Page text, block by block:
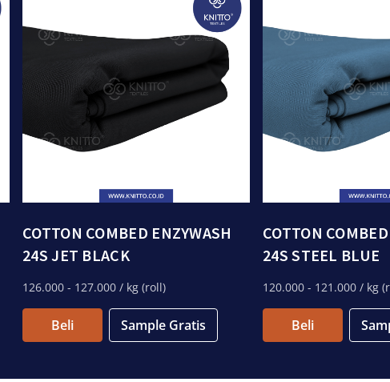
COTTON COMBED ENZYWASH
24S JET BLACK
126.000 - 127.000 / kg (roll)
Beli Sample Gratis
COTTON
24S STEEL BLUE
120.000 - 121.000 / kg
Beli